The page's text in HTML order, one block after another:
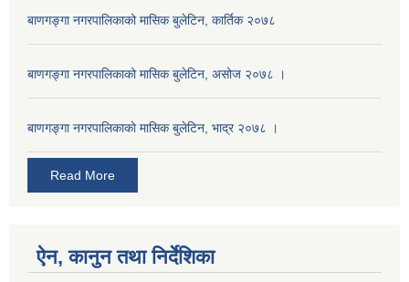
बाणगङ्गा नगरपालिकाको मासिक बुलेटिन, कार्तिक २०७८
बाणगङ्गा नगरपालिकाको मासिक बुलेटिन, असोज २०७८ ।
बाणगङ्गा नगरपालिकाकाे मासिक बुलेटिन, भाद्र २०७८ ।
Read More
ऐन, कानुन तथा निर्देशिका